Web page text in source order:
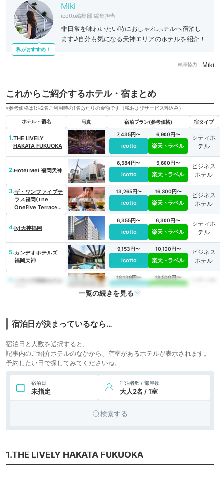
私がおすすめ！
Miki
icotto編集部 編集担当
非日常を味わいたい時におしゃれホテルへ宿泊し
ます♪自分も気になる天神エリアのホテルを紹介！
執筆協力： Miki
これからご紹介するホテル・宿まとめ
※参考価格は1泊2名ご利用時の1名あたりの金額です（税およびサービス料込み）
ホテル・宿名 写真 宿泊プラン(参考価格) 宿タイプ
1.THE LIVELY
HAKATA FUKUOKA
7,435円〜
icotto
6,900円〜
楽天トラベル
シティホ
テル
2.Hotel Mei 福岡天神
6,584円〜
icotto
5,600円〜
楽天トラベル
ビジネス
ホテル
3.ザ・ワンファイブテ
ラス福岡(The
OneFive Terrace
Fukuoka)
13,265円〜
icotto
16,300円〜
楽天トラベル
ビジネス
ホテル
4.lyf天神福岡
6,355円〜
icotto
6,300円〜
楽天トラベル
シティホ
テル
5.カンデオホテルズ
福岡天神
9,153円〜
icotto
10,100円〜
楽天トラベル
ビジネス
ホテル
6.
ソラリア西鉄ホテル
18,139円〜
icotto
18,500円〜
楽天トラベル
スホテル福岡
9.KOKO HOTEL 福岡
天神
icotto 楽天トラベル
ホテル
ホテル グランドル
7,543円〜 7,600円〜
ス
icotto 楽天トラベル
ホテル
12.ランドーホテル福
岡クラシック
icotto
一覧の続きを見る
宿泊日が決まっているなら…
宿泊日と人数を選択すると、
記事内のご紹介ホテルのなかから、空室があるホテルが表示されます。
予約したい日で探してみてくださいね。
宿泊日
未指定
宿泊者数 / 部屋数
大人2名 / 1室
検索する
1.THE LIVELY HAKATA FUKUOKA